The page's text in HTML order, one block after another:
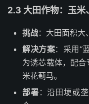
2.3 大田作物：玉米
挑战：大田面积大
解决方案：采用“
为诱芯载体，配
米花蓟马。
部署 ：沿田埂或